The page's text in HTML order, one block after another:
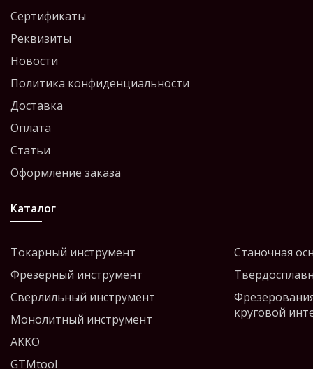
Сертификаты
Реквизиты
Новости
Политика конфиденциальности
Доставка
Оплата
Статьи
Оформление заказа
Каталог
Токарный инструмент
Фрезерный инструмент
Сверлильный инструмент
Монолитный инструмент
AKKO
GTMtool
Станочная
круговой